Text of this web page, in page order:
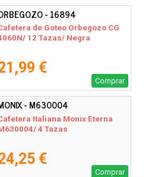
- 16894
de Goteo Orbegozo CG
12 Tazas/ Negra
€
Comprar
- M630004
Italiana Monix Eterna
4 Tazas
€
Comprar